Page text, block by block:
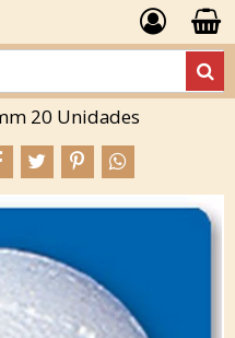
20 Unidades